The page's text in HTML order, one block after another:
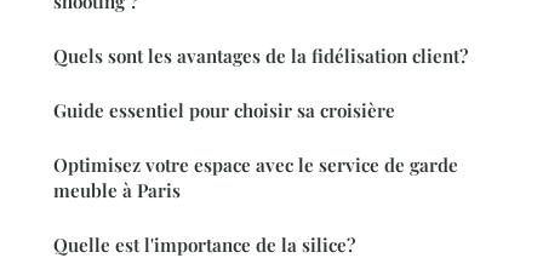
Quels sont les avantages de la fidélisation client?
Guide essentiel pour choisir sa croisière
Optimisez votre espace avec le service de garde
meuble à Paris
Quelle est l'importance de la silice?